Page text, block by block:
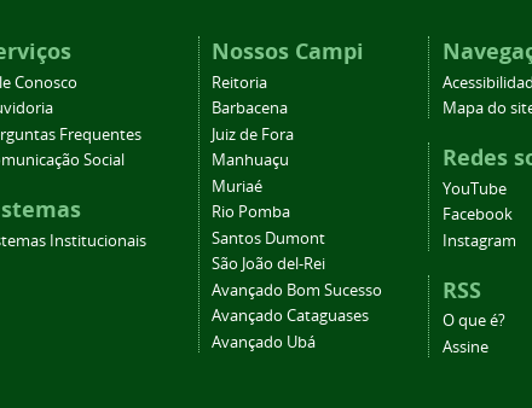
Conosco
Frequentes
Social
Institucionais
Nossos Campi
Reitoria
Barbacena
Juiz de Fora
Manhuaçu
Muriaé
Rio Pomba
Santos Dumont
São João del-Rei
Avançado Bom Sucesso
Avançado Cataguases
Avançado Ubá
Mapa do
Redes
YouTube
Facebook
Instagram
RSS
O que é?
Assine